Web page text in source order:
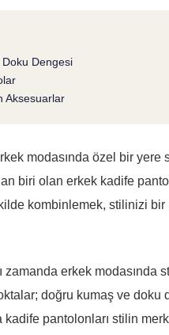
Dengesi
Aksesuarlar
modasında özel bir yere
biri olan erkek kadife
kombinlemek, stilinizi
erkek modasında
doğru kumaş ve doku
kadife pantolonları stilin